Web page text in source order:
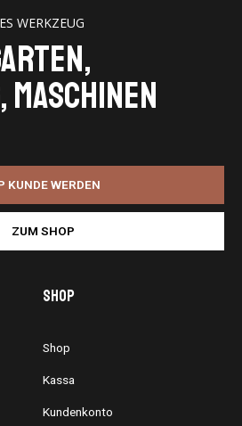
WERKZEUG
KUNDE WERDEN
ZUM SHOP
Shop
Shop
Kassa
Kundenkonto